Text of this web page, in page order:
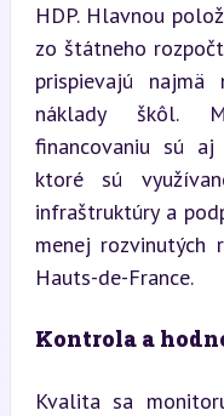
HDP. Hlavnou
zo štátneho
prispievajú najmä
náklady škôl.
financovaniu sú
ktoré sú
infraštruktúry a
menej rozvinutých
Hauts-de-France.
Kontrola a
Kvalita sa